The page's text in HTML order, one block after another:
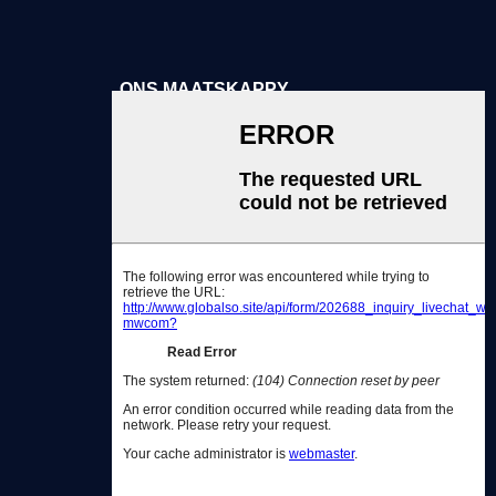
ONS MAATSKAPPY
Hoekom Ons Kies
Kontak Ons